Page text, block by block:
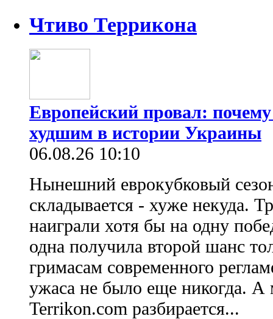
Чтиво Террикона
Европейский провал:
худшим в истории Украины
06.08.26 10:10
Нынешний еврокубковый
складывается - хуже некуда.
наиграли хотя бы на одну
одна получила второй шанс
гримасам современного
ужаса не было еще никогда. А
Terrikon.com разбирается...